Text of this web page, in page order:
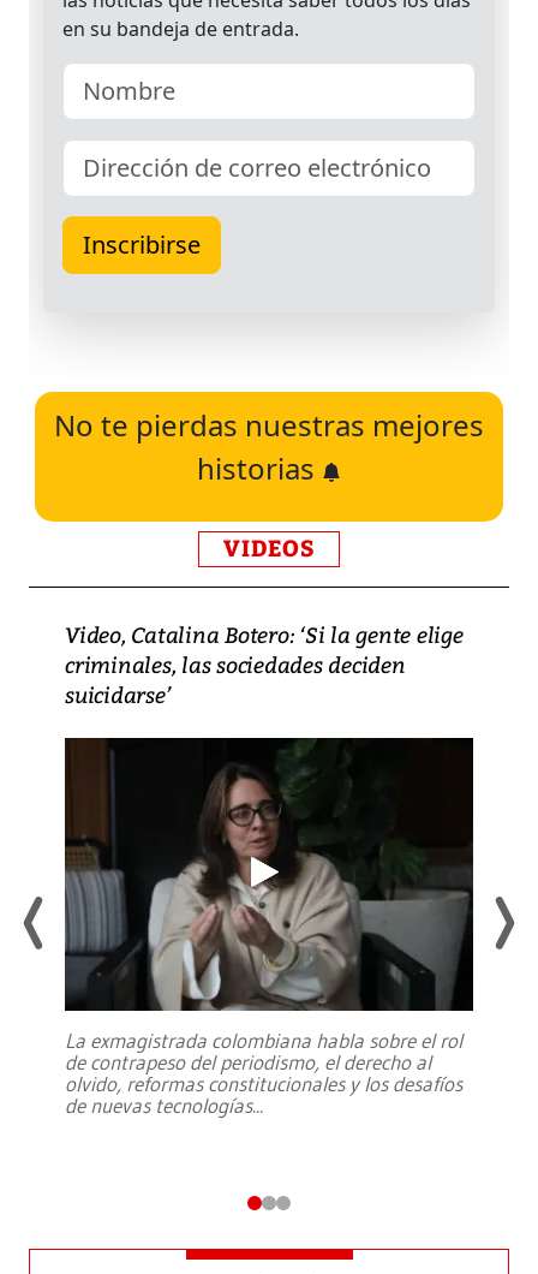
No te pierdas nuestras mejores
historias
VIDEOS
Video, Catalina Botero: ‘Si la gente elige
criminales, las sociedades deciden
suicidarse’
La exmagistrada colombiana habla sobre el rol
de contrapeso del periodismo, el derecho al
olvido, reformas constitucionales y los desafíos
de nuevas tecnologías...